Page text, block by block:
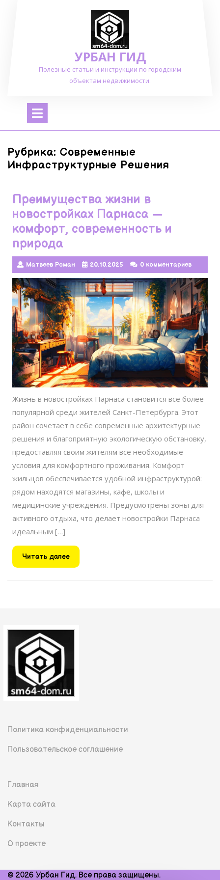
УРБАН ГИД
Полезные статьи и инструкции по городским
объектам недвижимости.
Открыть
Рубрика: Современные
Инфраструктурные Решения
Преимущества жизни в
новостройках Парнаса —
комфорт, современность и
природа
Матвеев Роман 20.10.2025 0 комментариев
Жизнь в новостройках Парнаса становится всё более
популярной среди жителей Санкт-Петербурга. Этот
район сочетает в себе современные архитектурные
решения и благоприятную экологическую обстановку,
предоставляя своим жителям все необходимые
условия для комфортного проживания. Комфорт
жильцов обеспечивается удобной инфраструктурой:
рядом находятся магазины, кафе, школы и
медицинские учреждения. Предусмотрены зоны для
активного отдыха, что делает новостройки Парнаса
идеальным […]
Читать далееЧитать
далее
Политика конфиденциальности
Пользовательское соглашение
Главная
Карта сайта
Контакты
О проекте
© 2026 Урбан Гид. Все права защищены.